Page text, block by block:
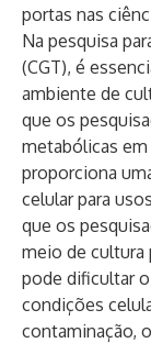
portas nas
Na pesquisa
(CGT), é
ambiente de
que os
metabólicas
proporciona
celular para
que os
meio de cultura
pode dificultar
condições
contaminação,